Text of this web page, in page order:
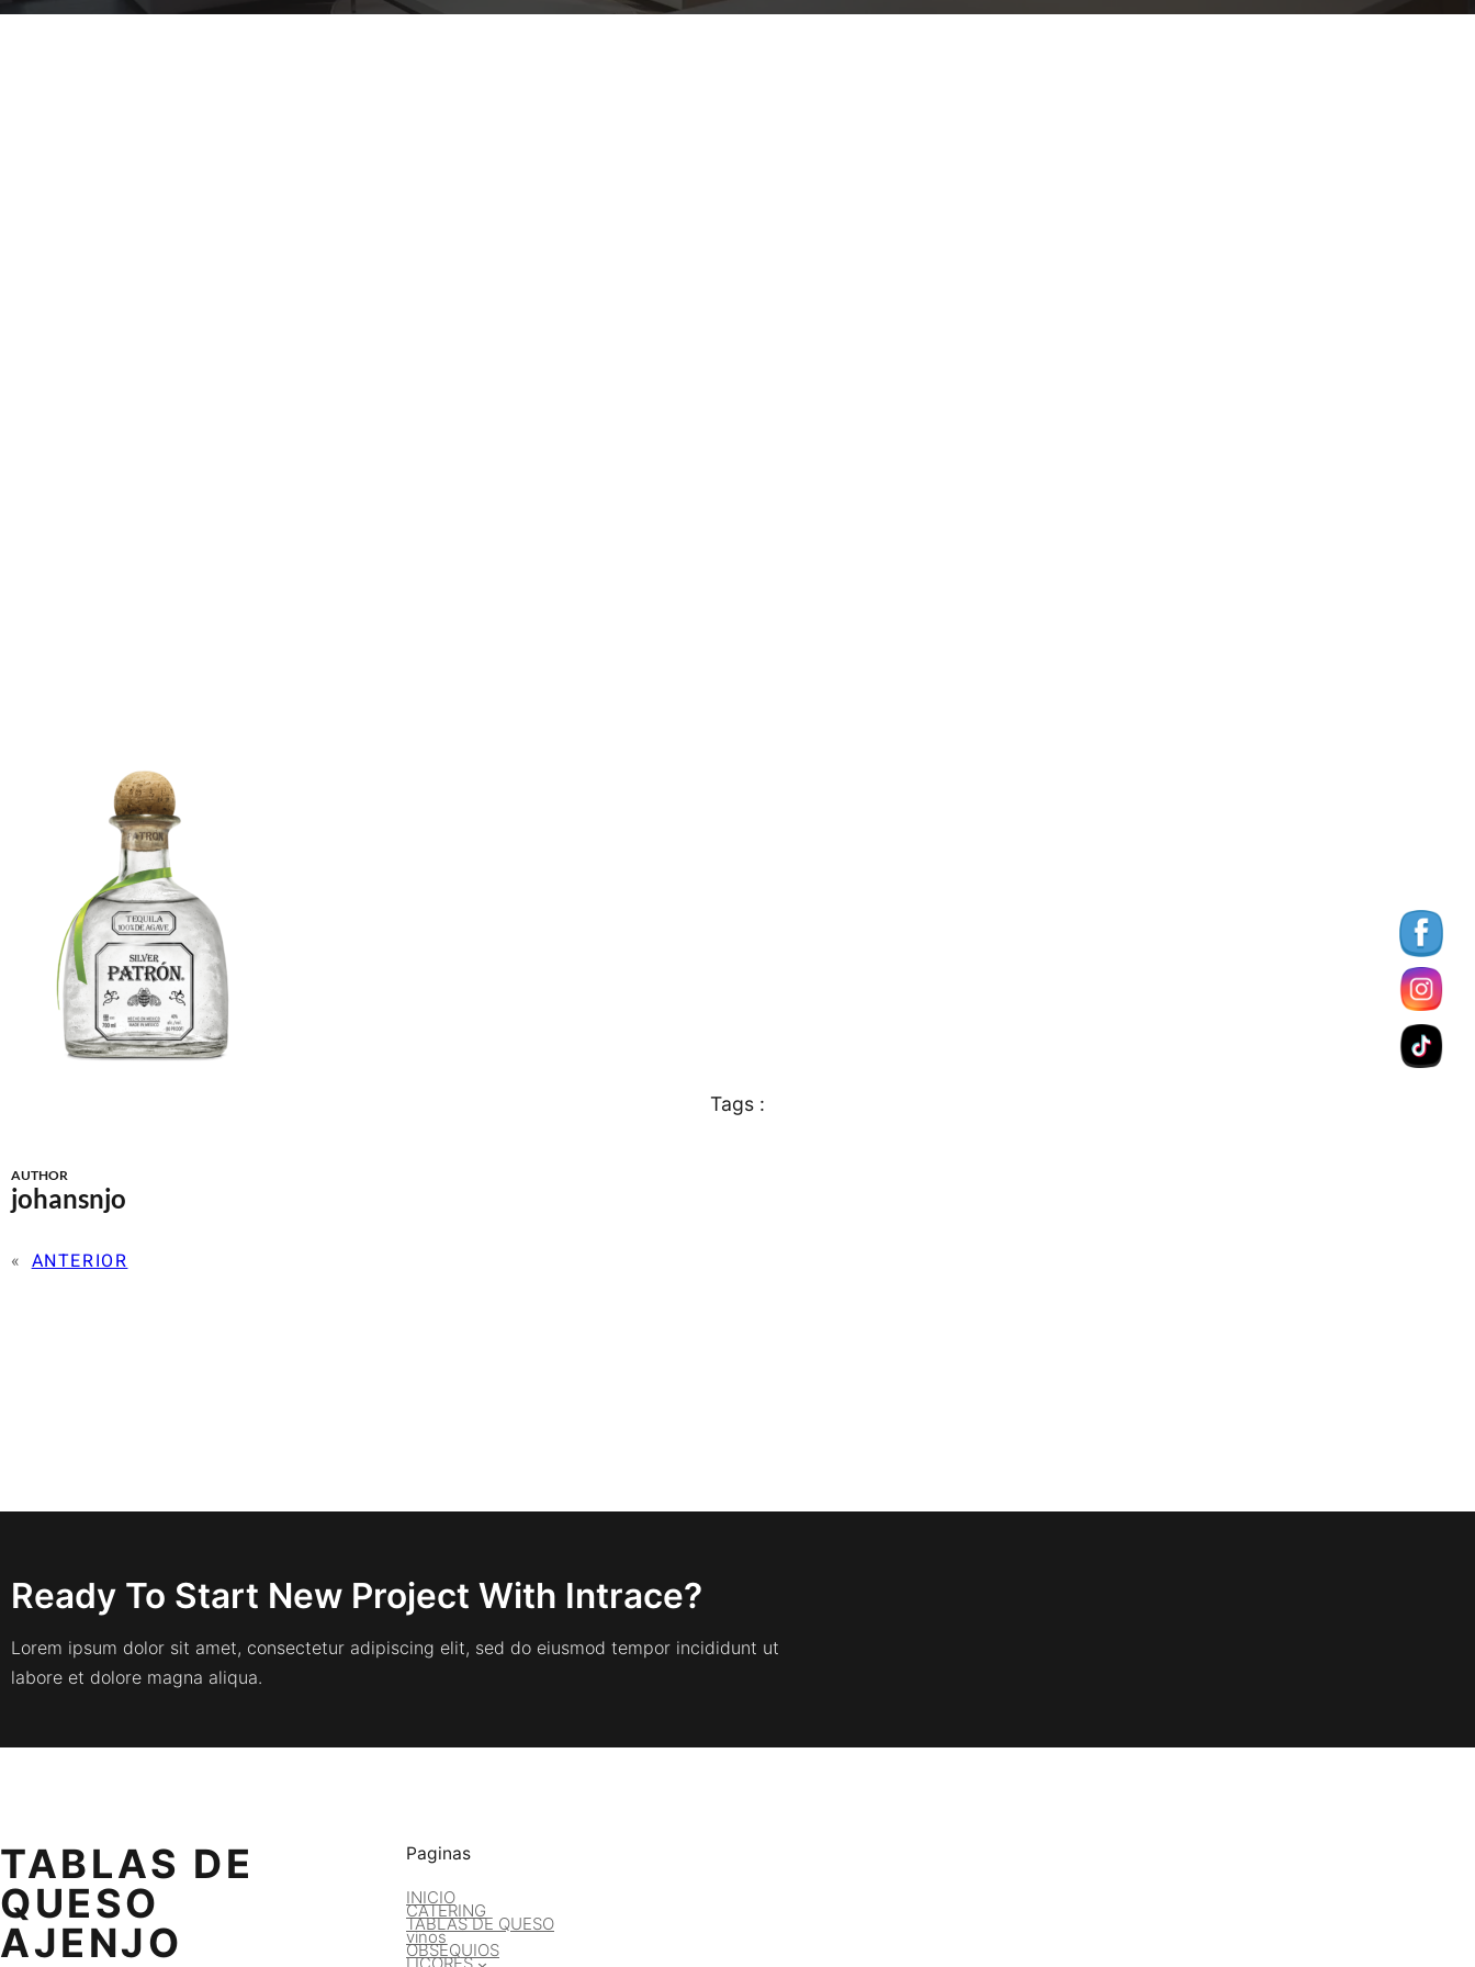
Tags :
AUTHOR
johansnjo
« ANTERIOR
Ready To Start New Project With Intrace?
Lorem ipsum dolor sit amet, consectetur adipiscing elit, sed do eiusmod tempor incididunt ut
labore et dolore magna aliqua.
TABLAS DE
QUESO
AJENJO
Paginas
INICIO
CATERING
TABLAS DE QUESO
vinos
OBSEQUIOS